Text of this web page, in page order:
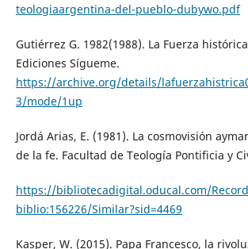
teologiaargentina-del-pueblo-dubywo.pdf
Gutiérrez G. 1982(1988). La Fuerza
Ediciones Sígueme.
https://archive.org/details/
3/mode/1up
Jordá Arias, E. (1981). La cosmovisión
de la fe. Facultad de Teología Pontificia y
https://bibliotecadigital.oducal.com/
biblio:156226/Similar?sid=4469
Kasper, W. (2015). Papa Francesco, la